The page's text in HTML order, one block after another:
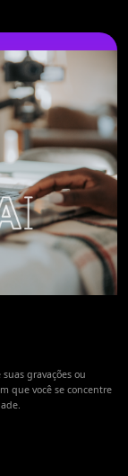
gravações ou
que você se concentre